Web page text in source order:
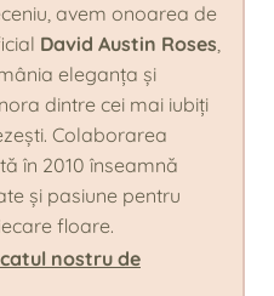
avem onoarea de
David Austin Roses,
eleganța și
dintre cei mai iubiți
Colaborarea
în 2010 înseamnă
și pasiune pentru
floare.
nostru de